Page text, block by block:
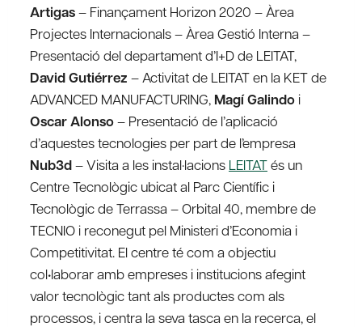
Artigas– Finançament Horizon 2020 – Àrea
Projectes Internacionals – Àrea Gestió Interna –
Presentació del departament d’I+D de LEITAT,
David Gutiérrez – Activitat de LEITAT en la KET de
ADVANCED MANUFACTURING, Magí Galindo i
Oscar Alonso– Presentació de l’aplicació
d’aquestes tecnologies per part de l’empresa
Nub3d– Visita a les instal·lacions LEITATés un
Centre Tecnològic ubicat al Parc Científic i
Tecnològic de Terrassa – Orbital 40, membre de
TECNIO i reconegut pel Ministeri d’Economia i
Competitivitat. El centre té com a objectiu
col•laborar amb empreses i institucions afegint
valor tecnològic tant als productes com als
processos, i centra la seva tasca en la recerca, el